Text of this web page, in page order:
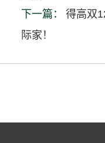
下一篇：
得高双
际家！